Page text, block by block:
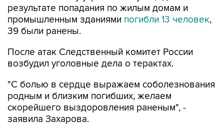
результате попадания по жилым домам и
промышленным зданиями погибли 13 человек,
39 были ранены.
После атак Следственный комитет России
возбудил уголовные дела о терактах.
"С болью в сердце выражаем соболезнования
родным и близким погибших, желаем
скорейшего выздоровления раненым", -
заявила Захарова.